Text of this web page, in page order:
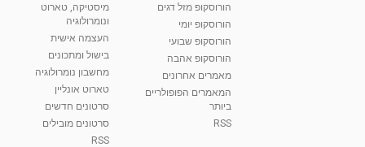
הורוסקופ מזל דגים
הורוסקופ יומי
הורוסקופ שבועי
הורוסקופ אהבה
מאמרים אחרונים
המאמרים הפופולריים
ביותר
RSS
מיסטיקה, טארוט
ונומרולוגיה
העצמה אישית
בישול ומתכונים
מחשבון נומרולוגיה
טארוט אונליין
סרטונים חדשים
סרטונים מובילים
RSS